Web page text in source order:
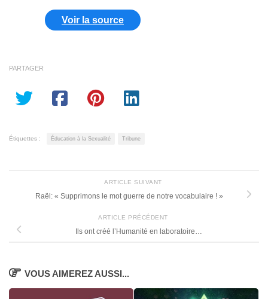
Voir la source
PARTAGER
Étiquettes : Éducation à la Sexualité Tribune
ARTICLE SUIVANT
Raël: « Supprimons le mot guerre de notre vocabulaire ! »
ARTICLE PRÉCÉDENT
Ils ont créé l’Humanité en laboratoire…
VOUS AIMEREZ AUSSI...